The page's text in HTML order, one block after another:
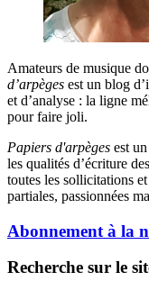
Amateurs de musique
d’arpèges est un blog
et d’analyse : la ligne
pour faire joli.
Papiers d'arpèges est
les qualités d’écriture
toutes les sollicitations
partiales, passionnées
Abonnement à la
Recherche sur le